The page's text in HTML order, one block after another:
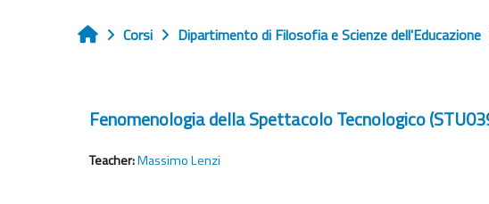
Home
Corsi Dipartimento di Filosofia e Scienze dell'Educazione
Fenomenologia della Spettacolo Tecnologico
Teacher:Massimo Lenzi